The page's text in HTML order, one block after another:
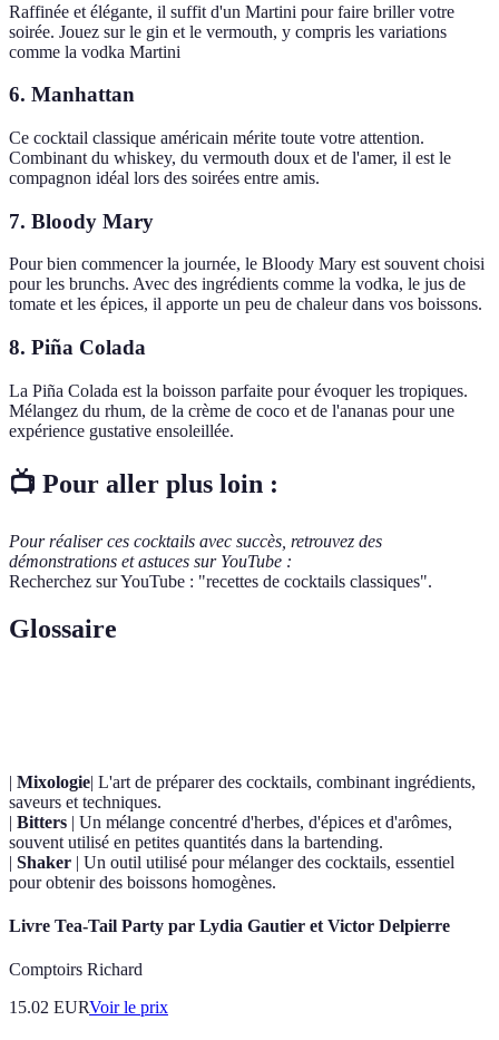
Raffinée et élégante, il suffit d'un Martini pour faire briller votre
soirée. Jouez sur le gin et le vermouth, y compris les variations
comme la vodka Martini
6. Manhattan
Ce cocktail classique américain mérite toute votre attention.
Combinant du whiskey, du vermouth doux et de l'amer, il est le
compagnon idéal lors des soirées entre amis.
7. Bloody Mary
Pour bien commencer la journée, le Bloody Mary est souvent choisi
pour les brunchs. Avec des ingrédients comme la vodka, le jus de
tomate et les épices, il apporte un peu de chaleur dans vos boissons.
8. Piña Colada
La Piña Colada est la boisson parfaite pour évoquer les tropiques.
Mélangez du rhum, de la crème de coco et de l'ananas pour une
expérience gustative ensoleillée.
📺 Pour aller plus loin :
Pour réaliser ces cocktails avec succès, retrouvez des
démonstrations et astuces sur YouTube :
Recherchez sur YouTube : "recettes de cocktails classiques".
Glossaire
| Mixologie| L'art de préparer des cocktails, combinant ingrédients,
saveurs et techniques.
| Bitters | Un mélange concentré d'herbes, d'épices et d'arômes,
souvent utilisé en petites quantités dans la bartending.
| Shaker | Un outil utilisé pour mélanger des cocktails, essentiel
pour obtenir des boissons homogènes.
Livre Tea-Tail Party par Lydia Gautier et Victor Delpierre
Comptoirs Richard
15.02 EURVoir le prix